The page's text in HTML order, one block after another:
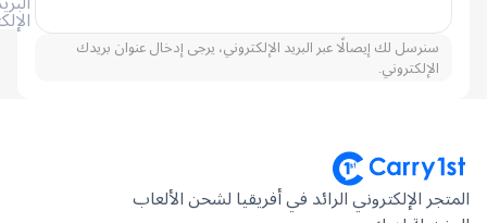
الإلكتروني
سنرسل لك إيصالًا عبر البريد الإلكتروني، يرجى إدخال عنوان بريدك
الإلكتروني.
الإلكتروني الرائد في أفريقيا لشحن الألعاب